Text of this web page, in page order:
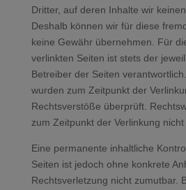
Dritter, auf deren Inhalte wir
Deshalb können wir für diese
keine Gewähr übernehmen. Für
verlinkten Seiten ist stets der
Betreiber der Seiten
wurden zum Zeitpunkt der
Rechtsverstöße überprüft.
zum Zeitpunkt der Verlinkung nicht
Eine permanente inhaltliche
Seiten ist jedoch ohne konkrete
Rechtsverletzung nicht zumutbar.